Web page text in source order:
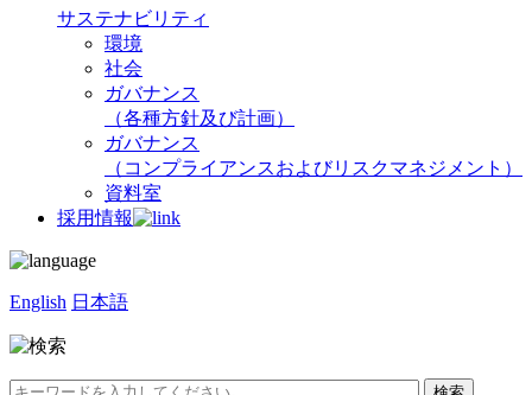
サステナビリティ
環境
社会
ガバナンス
（各種方針及び計画）
ガバナンス
（コンプライアンスおよびリスクマネジメント）
資料室
採用情報
English 日本語